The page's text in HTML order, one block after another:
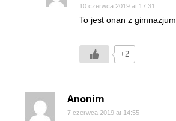
10 czerwca 2019 at 17:31
To jest onan z gimnazjum
+2
Anonim
7 czerwca 2019 at 14:55